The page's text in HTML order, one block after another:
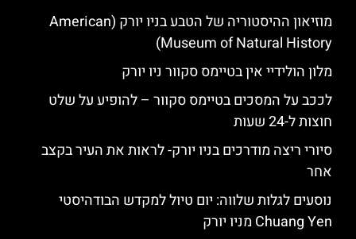
מוזיאון ההיסטוריה של הטבע בניו יורק (American
Museum of Natural History)
מלון הולידיי אין בטיימס סקוור ניו יורק
לככב על המסכים בטיימס סקוור – להופיע על שלט
חוצות ל-24 שעות
סיורי ריצה מודרכים בניו יורק- לראות את העיר בקצב
אחר
נוסעים לגלות שלווה: יום טיול למקדש הבודהיסטי
Chuang Yen מניו יורק